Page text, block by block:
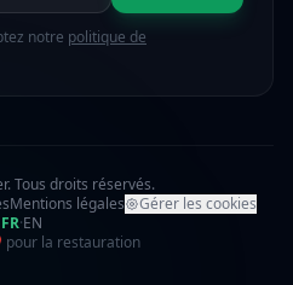
notre politique de
Tous droits réservés.
Mentions légales
Gérer les cookies
FR·EN
amour
pour la restauration